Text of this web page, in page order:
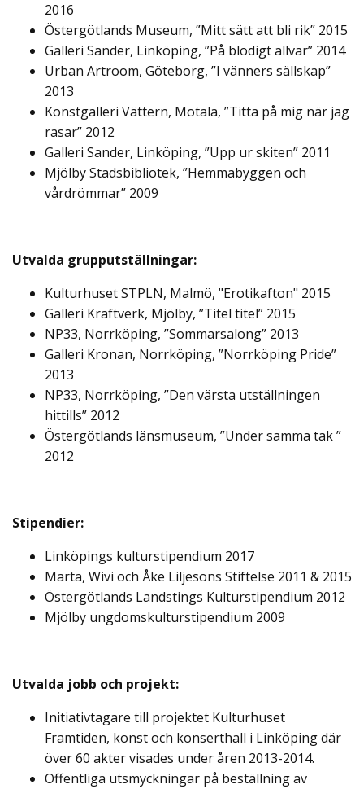
2016
Östergötlands Museum, ”Mitt sätt att bli rik” 2015
Galleri Sander, Linköping, ”På blodigt allvar” 2014
Urban Artroom, Göteborg, ”I vänners sällskap”
2013
Konstgalleri Vättern, Motala, ”Titta på mig när jag
rasar” 2012
Galleri Sander, Linköping, ”Upp ur skiten” 2011
Mjölby Stadsbibliotek, ”Hemmabyggen och
vårdrömmar” 2009
Utvalda grupputställningar:
Kulturhuset STPLN, Malmö, "Erotikafton" 2015
Galleri Kraftverk, Mjölby, ”Titel titel” 2015
NP33, Norrköping, ”Sommarsalong” 2013
Galleri Kronan, Norrköping, ”Norrköping Pride”
2013
NP33, Norrköping, ”Den värsta utställningen
hittills” 2012
Östergötlands länsmuseum, ”Under samma tak ”
2012
Stipendier:
Linköpings kulturstipendium 2017
Marta, Wivi och Åke Liljesons Stiftelse 2011 & 2015
Östergötlands Landstings Kulturstipendium 2012
Mjölby ungdomskulturstipendium 2009
Utvalda jobb och projekt:
Initiativtagare till projektet Kulturhuset
Framtiden, konst och konserthall i Linköping där
över 60 akter visades under åren 2013-2014.
Offentliga utsmyckningar på beställning av